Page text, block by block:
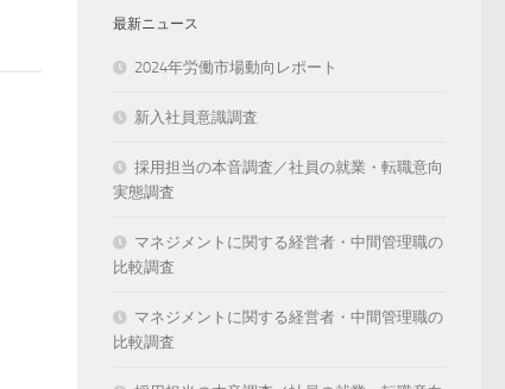
最新ニュース
2024年労働市場動向レポート
新入社員意識調査
採用担当の本音調査／社員の就業・転職意向
実態調査
マネジメントに関する経営者・中間管理職の
比較調査
マネジメントに関する経営者・中間管理職の
比較調査